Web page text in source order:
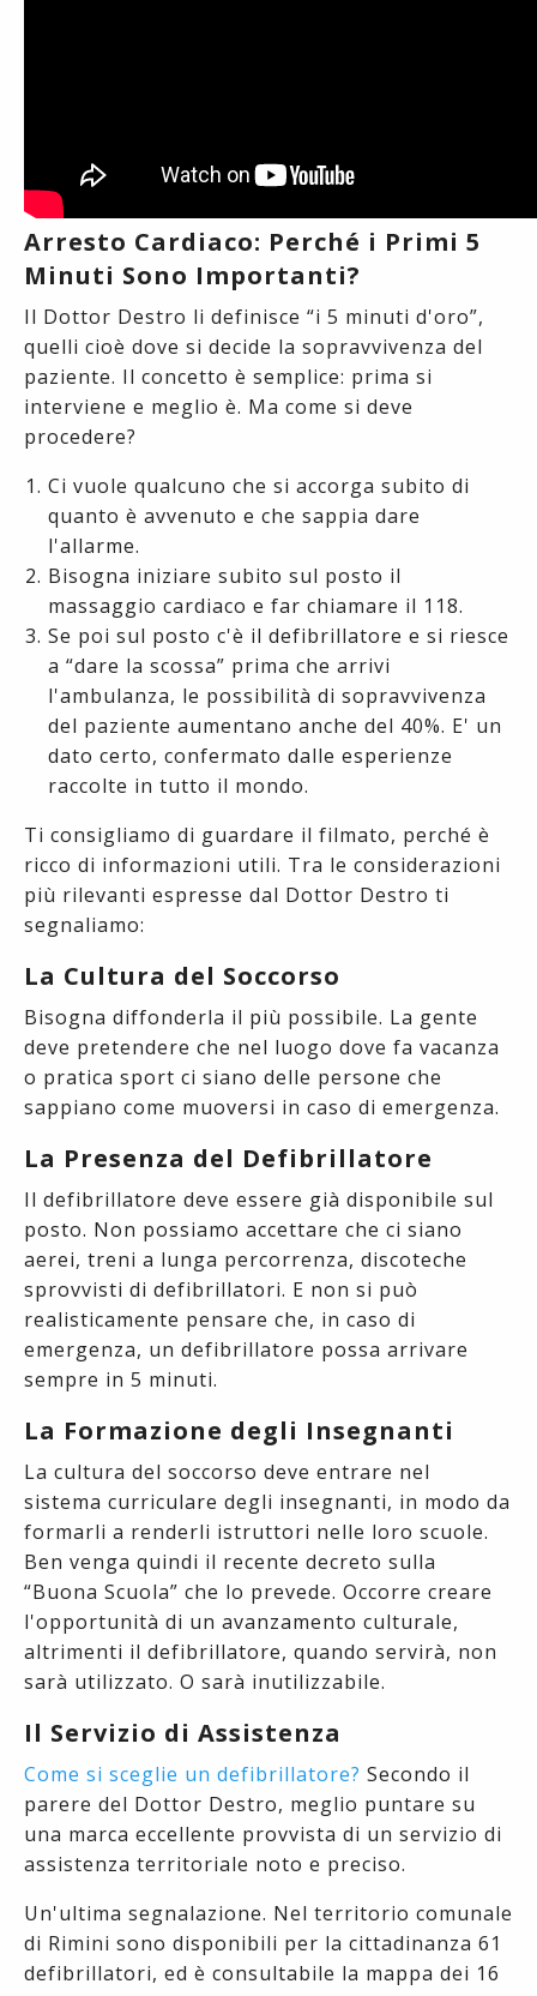
Arresto Cardiaco: Perché i Primi 5
Minuti Sono Importanti?
Il Dottor Destro li definisce “i 5 minuti d'oro”,
quelli cioè dove si decide la sopravvivenza del
paziente. Il concetto è semplice: prima si
interviene e meglio è. Ma come si deve
procedere?
Ci vuole qualcuno che si accorga subito di
quanto è avvenuto e che sappia dare
l'allarme.
Bisogna iniziare subito sul posto il
massaggio cardiaco e far chiamare il 118.
Se poi sul posto c'è il defibrillatore e si riesce
a “dare la scossa” prima che arrivi
l'ambulanza, le possibilità di sopravvivenza
del paziente aumentano anche del 40%. E' un
dato certo, confermato dalle esperienze
raccolte in tutto il mondo.
Ti consigliamo di guardare il filmato, perché è
ricco di informazioni utili. Tra le considerazioni
più rilevanti espresse dal Dottor Destro ti
segnaliamo:
La Cultura del Soccorso
Bisogna diffonderla il più possibile. La gente
deve pretendere che nel luogo dove fa vacanza
o pratica sport ci siano delle persone che
sappiano come muoversi in caso di emergenza.
La Presenza del Defibrillatore
Il defibrillatore deve essere già disponibile sul
posto. Non possiamo accettare che ci siano
aerei, treni a lunga percorrenza, discoteche
sprovvisti di defibrillatori. E non si può
realisticamente pensare che, in caso di
emergenza, un defibrillatore possa arrivare
sempre in 5 minuti.
La Formazione degli Insegnanti
La cultura del soccorso deve entrare nel
sistema curriculare degli insegnanti, in modo da
formarli a renderli istruttori nelle loro scuole.
Ben venga quindi il recente decreto sulla
“Buona Scuola” che lo prevede. Occorre creare
l'opportunità di un avanzamento culturale,
altrimenti il defibrillatore, quando servirà, non
sarà utilizzato. O sarà inutilizzabile.
Il Servizio di Assistenza
Come si sceglie un defibrillatore? Secondo il
parere del Dottor Destro, meglio puntare su
una marca eccellente provvista di un servizio di
assistenza territoriale noto e preciso.
Un'ultima segnalazione. Nel territorio comunale
di Rimini sono disponibili per la cittadinanza 61
defibrillatori, ed è consultabile la mappa dei 16